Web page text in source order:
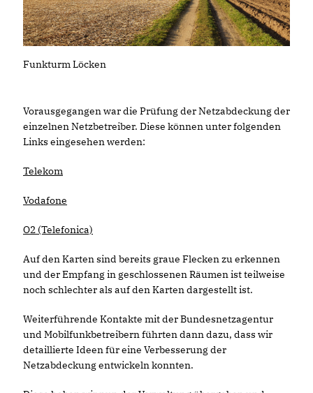
Funkturm Löcken
Vorausgegangen war die Prüfung der Netzabdeckung der
einzelnen Netzbetreiber. Diese können unter folgenden
Links eingesehen werden:
Telekom
Vodafone
O2 (Telefonica)
Auf den Karten sind bereits graue Flecken zu erkennen
und der Empfang in geschlossenen Räumen ist teilweise
noch schlechter als auf den Karten dargestellt ist.
Weiterführende Kontakte mit der Bundesnetzagentur
und Mobilfunkbetreibern führten dann dazu, dass wir
detaillierte Ideen für eine Verbesserung der
Netzabdeckung entwickeln konnten.